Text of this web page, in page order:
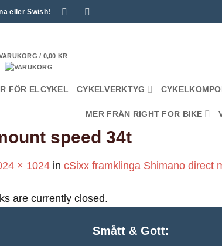
eller Swish!
/ 0,00 KR
FÖR ELCYKEL CYKELVERKTYG
MER FRÅN RIGHT FOR BIKE
speed 34t
× 1024 incSixx framklinga Shimano direct
are currently closed.
Smått & Gott: